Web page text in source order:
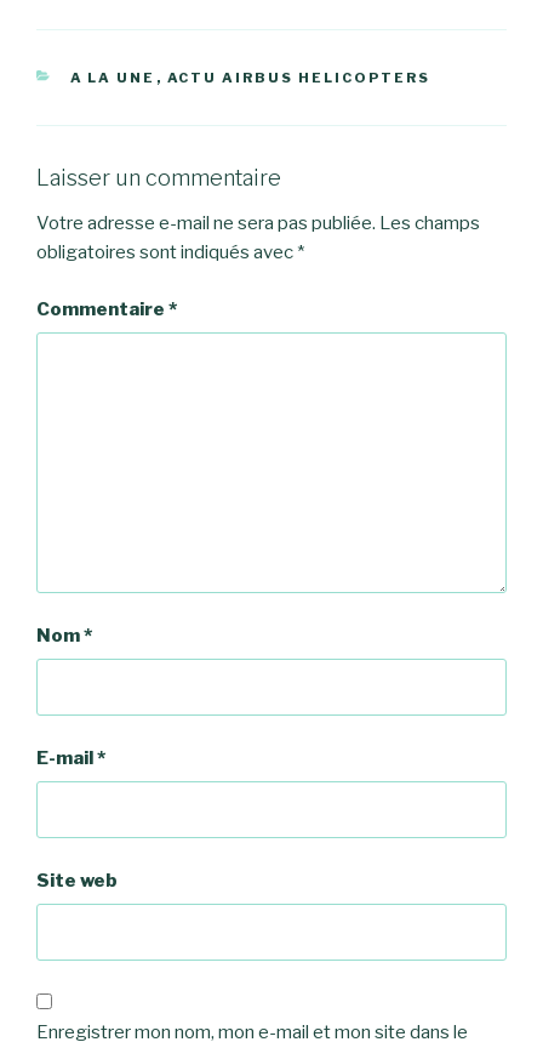
CATÉGORIES
A LA UNE , ACTU AIRBUS HELICOPTERS
Laisser un commentaire
Votre adresse e-mail ne sera pas publiée. Les champs
obligatoires sont indiqués avec *
Commentaire *
Nom*
E-mail*
Site web
Enregistrer mon nom, mon e-mail et mon site dans le